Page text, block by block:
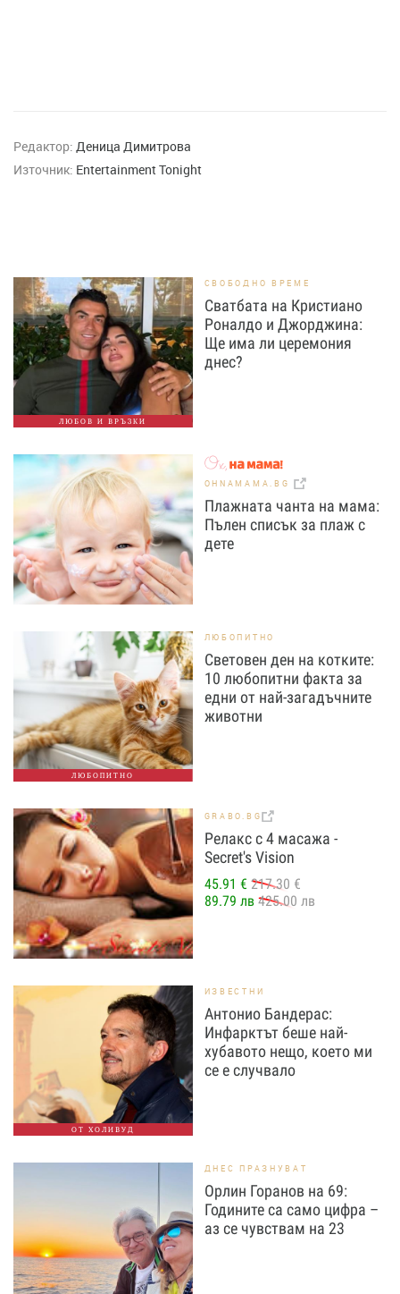
Редактор: Деница Димитрова
Източник: Entertainment Tonight
ЛЮБОВ И ВРЪЗКИ
СВОБОДНО ВРЕМЕ
Сватбата на Кристиано
Роналдо и Джорджина:
Ще има ли церемония
днес?
OHNAMAMA.BG
Плажната чанта на мама:
Пълен списък за плаж с
дете
ЛЮБОПИТНО
ЛЮБОПИТНО
Световен ден на котките:
10 любопитни факта за
едни от най-загадъчните
животни
GRABO.BG
Релакс с 4 масажа -
Secret's Vision
45.91 € 217.30 €
89.79 лв 425.00 лв
ОТ ХОЛИВУД
ИЗВЕСТНИ
Антонио Бандерас:
Инфарктът беше най-
хубавото нещо, което ми
се е случвало
ДНЕС ПРАЗНУВАТ
Орлин Горанов на 69:
Годините са само цифра –
аз се чувствам на 23